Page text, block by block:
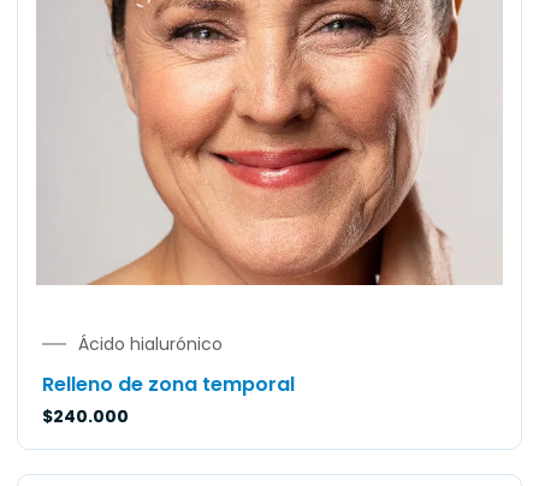
Ácido hialurónico
Relleno de zona temporal
$240.000